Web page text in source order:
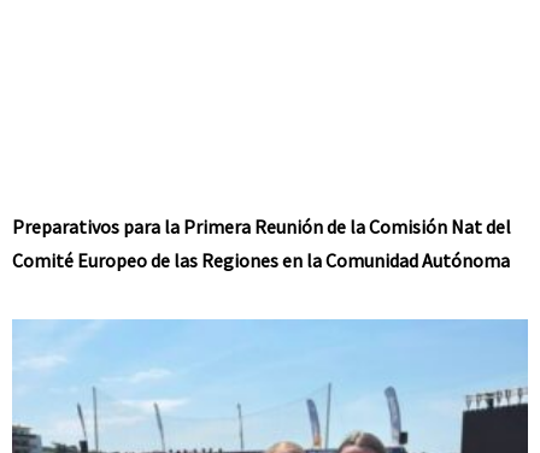
Preparativos para la Primera Reunión de la Comisión Nat del
Comité Europeo de las Regiones en la Comunidad Autónoma